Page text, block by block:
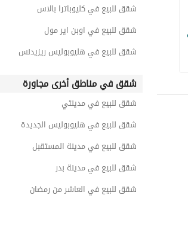
شقق للبيع في كليوباترا بالاس
شقق للبيع في اوبن اير مول
شقق للبيع في هليوبوليس ريزيدنس
شقق في مناطق أخرى مجاورة
شقق للبيع في مدينتي
شقق للبيع في هليوبوليس الجديدة
شقق للبيع في مدينة المستقبل
شقق للبيع في مدينة بدر
شقق للبيع في العاشر من رمضان